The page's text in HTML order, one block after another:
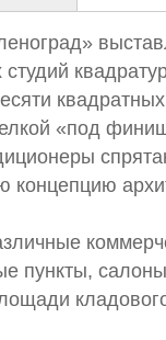
«под
концепцию
пункты,